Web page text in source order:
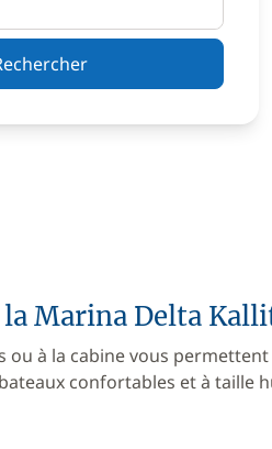
Marina Delta
ou à la cabine vous
confortables et à taille